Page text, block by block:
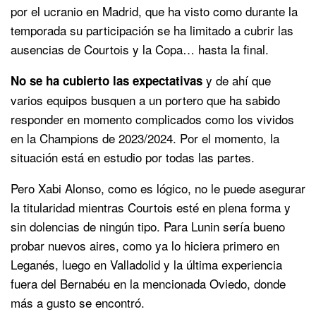
por el ucranio en Madrid, que ha visto como durante la
temporada su participación se ha limitado a cubrir las
ausencias de Courtois y la Copa… hasta la final.
No se ha cubierto las expectativas y de ahí que
varios equipos busquen a un portero que ha sabido
responder en momento complicados como los vividos
en la Champions de 2023/2024. Por el momento, la
situación está en estudio por todas las partes.
Pero Xabi Alonso, como es lógico, no le puede asegurar
la titularidad mientras Courtois esté en plena forma y
sin dolencias de ningún tipo. Para Lunin sería bueno
probar nuevos aires, como ya lo hiciera primero en
Leganés, luego en Valladolid y la última experiencia
fuera del Bernabéu en la mencionada Oviedo, donde
más a gusto se encontró.